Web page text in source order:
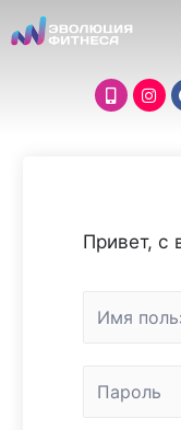
Привет, с